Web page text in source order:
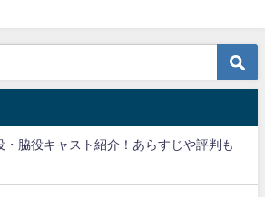
・脇役キャスト紹介！あらすじや評判も